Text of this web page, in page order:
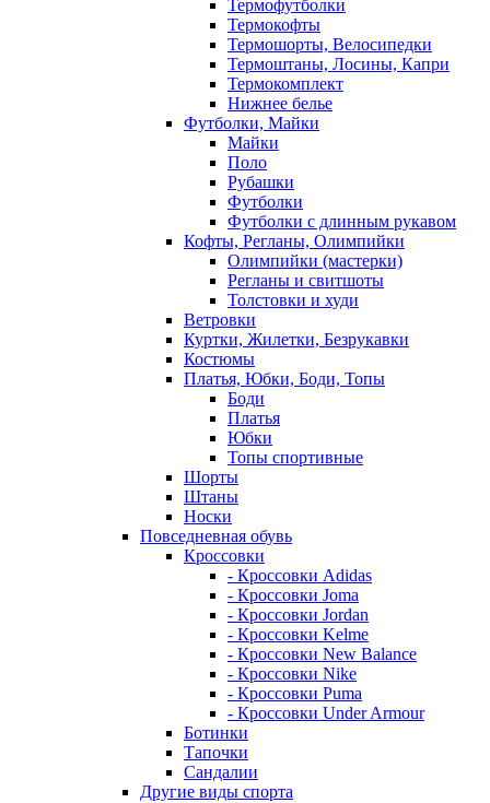
Термофутболки
Термокофты
Термошорты, Велосипедки
Термоштаны, Лосины, Капри
Термокомплект
Нижнее белье
Футболки, Майки
Майки
Поло
Рубашки
Футболки
Футболки с длинным рукавом
Кофты, Регланы, Олимпийки
Олимпийки (мастерки)
Регланы и свитшоты
Толстовки и худи
Ветровки
Куртки, Жилетки, Безрукавки
Костюмы
Платья, Юбки, Боди, Топы
Боди
Платья
Юбки
Топы спортивные
Шорты
Штаны
Носки
Повседневная обувь
Кроссовки
- Кроссовки Adidas
- Кроссовки Joma
- Кроссовки Jordan
- Кроссовки Kelme
- Кроссовки New Balance
- Кроссовки Nike
- Кроссовки Puma
- Кроссовки Under Armour
Ботинки
Тапочки
Сандалии
Другие виды спорта